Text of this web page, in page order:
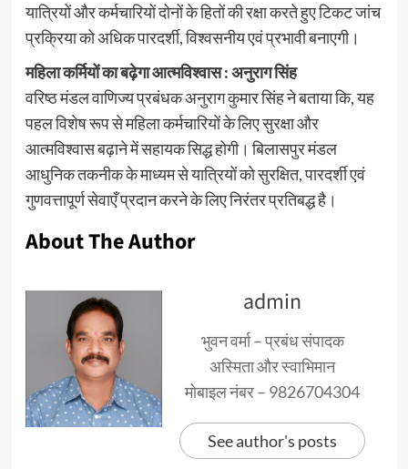
यात्रियों और कर्मचारियों दोनों के हितों की रक्षा करते हुए टिकट जांच
प्रक्रिया को अधिक पारदर्शी, विश्वसनीय एवं प्रभावी बनाएगी।
महिला कर्मियों का बढ़ेगा आत्मविश्वास : अनुराग सिंह
वरिष्ठ मंडल वाणिज्य प्रबंधक अनुराग कुमार सिंह ने बताया कि, यह
पहल विशेष रूप से महिला कर्मचारियों के लिए सुरक्षा और
आत्मविश्वास बढ़ाने में सहायक सिद्ध होगी। बिलासपुर मंडल
आधुनिक तकनीक के माध्यम से यात्रियों को सुरक्षित, पारदर्शी एवं
गुणवत्तापूर्ण सेवाएँ प्रदान करने के लिए निरंतर प्रतिबद्ध है।
About The Author
admin
भुवन वर्मा – प्रबंध संपादक
अस्मिता और स्वाभिमान
मोबाइल नंबर – 9826704304
See author's posts